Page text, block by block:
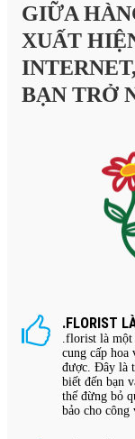
GIỮA
XUẤT
BẠN TRỞ
.FLORIST
.florist là một
cung cấp hoa
được. Đây là
biết đến bạn
thế đừng bỏ
bảo cho công